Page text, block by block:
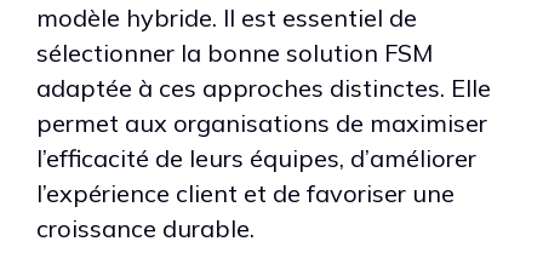
modèle hybride. Il est essentiel de
sélectionner la bonne solution FSM
adaptée à ces approches distinctes. Elle
permet aux organisations de maximiser
l’efficacité de leurs équipes, d’améliorer
l’expérience client et de favoriser une
croissance durable.